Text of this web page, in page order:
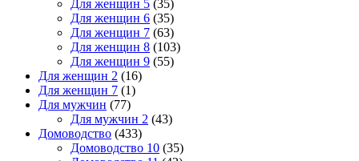
Для женщин 5 (35)
Для женщин 6 (35)
Для женщин 7 (63)
Для женщин 8 (103)
Для женщин 9 (55)
Для женщин 2 (16)
Для женщин 7 (1)
Для мужчин (77)
Для мужчин 2 (43)
Домоводство (433)
Домоводство 10 (35)